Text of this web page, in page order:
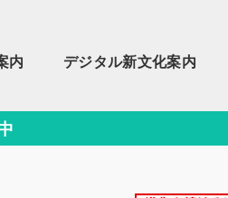
内 デジタル新文化案内